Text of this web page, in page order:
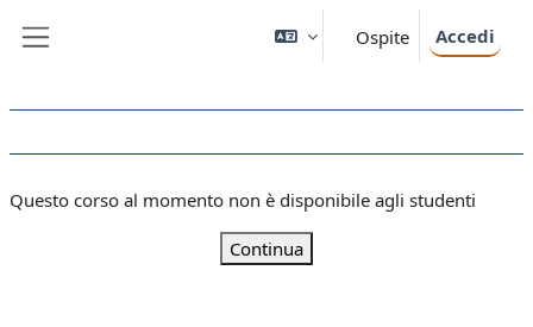
Ospite Accedi
Questo corso al momento non è disponibile agli studenti
Continua